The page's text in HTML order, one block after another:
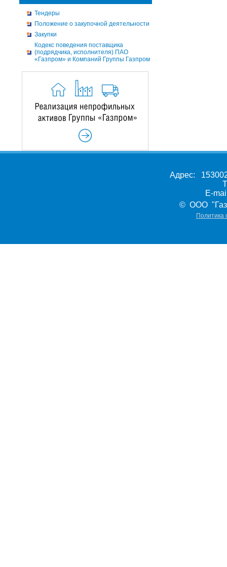
Тендеры
Положение о закупочной деятельности
Закупки
Кодекс поведения поставщика
(подрядчика, исполнителя) ПАО
«Газпром» и Компаний Группы Газпром
Адрес:
E-
© ООО
Политика